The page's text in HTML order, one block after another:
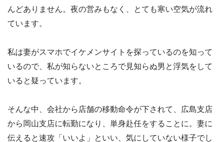
んどありません。夜の営みもなく、とても寒い空気が流れ
ています。
私は妻がスマホでイケメンサイトを探っているのを知って
いるので、私が知らないところで見知らぬ男と浮気をして
いると疑っています。
そんな中、会社から店舗の移動命令が下されて、広島支店
から岡山支店に転勤になり、単身赴任をすることに。妻に
伝えると速攻「いいよ」といい、気にしていない様子でし